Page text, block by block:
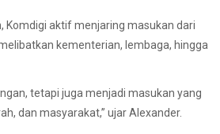
Komdigi aktif menjaring masukan dari
kementerian, lembaga, hingga
tetapi juga menjadi masukan yang
dan masyarakat,” ujar Alexander.